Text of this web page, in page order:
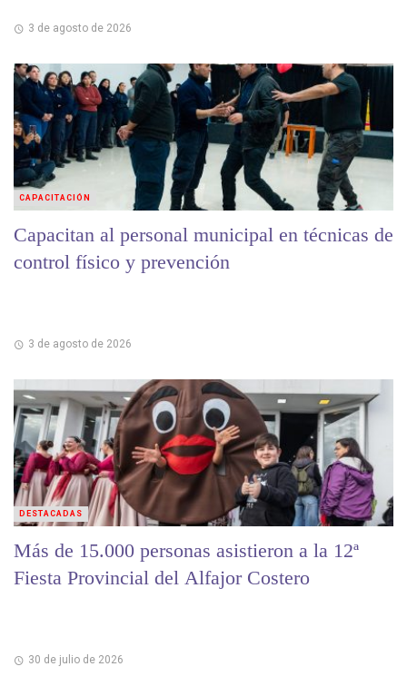
3 de agosto de 2026
Capacitan al personal municipal en técnicas de
control físico y prevención
3 de agosto de 2026
CAPACITACIÓN
Más de 15.000 personas asistieron a la 12ª
Fiesta Provincial del Alfajor Costero
30 de julio de 2026
DESTACADAS